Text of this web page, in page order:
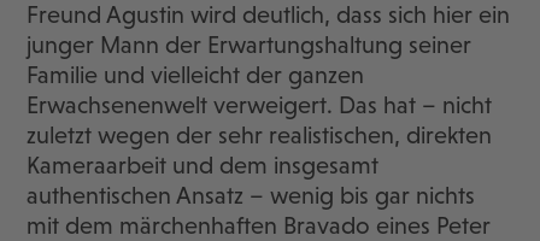
Freund Agustin wird deutlich, dass sich hier ein
junger Mann der Erwartungshaltung seiner
Familie und vielleicht der ganzen
Erwachsenenwelt verweigert. Das hat – nicht
zuletzt wegen der sehr realistischen, direkten
Kameraarbeit und dem insgesamt
authentischen Ansatz – wenig bis gar nichts
mit dem märchenhaften Bravado eines Peter